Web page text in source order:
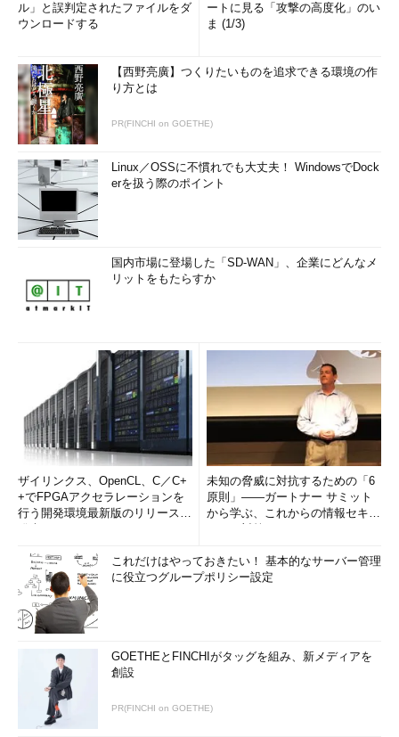
ル」と誤判定されたファイルをダ
ウンロードする
ートに見る「攻撃の高度化」のい
ま (1/3)
【西野亮廣】つくりたいものを追求できる環境の作
り方とは
PR(FINCHI on GOETHE)
Linux／OSSに不慣れでも大丈夫！ WindowsでDock
erを扱う際のポイント
国内市場に登場した「SD-WAN」、企業にどんなメ
リットをもたらすか
ザイリンクス、OpenCL、C／C+
+でFPGAアクセラレーションを
行う開発環境最新版のリリースを
未知の脅威に対抗するための「6
原則」――ガートナー サミット
から学ぶ、これからの情報セキュ
これだけはやっておきたい！ 基本的なサーバー管理
に役立つグループポリシー設定
GOETHEとFINCHIがタッグを組み、新メディアを
創設
PR(FINCHI on GOETHE)